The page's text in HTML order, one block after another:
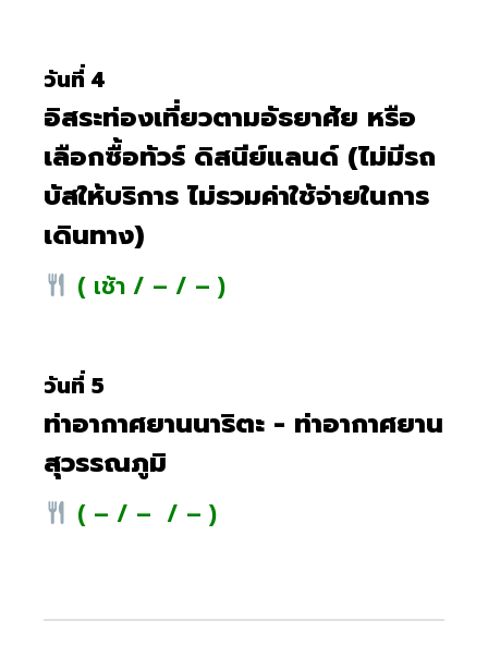
วันที่ 4
อิสระท่องเที่ยวตามอัธยาศัย หรือ
เลือกซื้อทัวร์ ดิสนีย์แลนด์ (ไม่มีรถ
บัสให้บริการ ไม่รวมค่าใช้จ่ายในการ
เดินทาง)
( เช้า / – / – )
วันที่ 5
ท่าอากาศยานนาริตะ - ท่าอากาศยาน
สุวรรณภูมิ
( – / – / – )